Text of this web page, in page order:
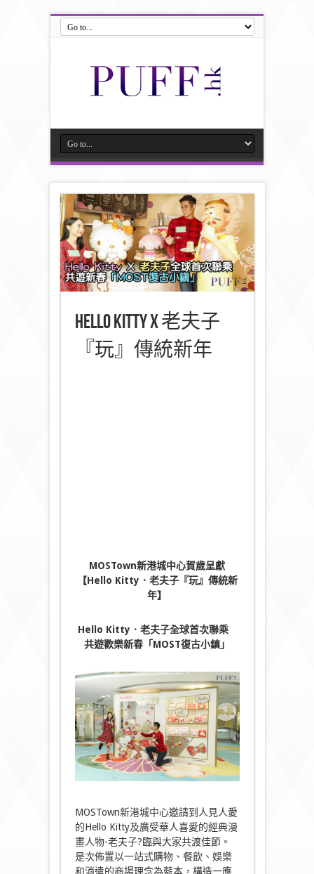
Hello Kitty x 老夫子
『玩』傳統新年
MOSTown新港城中心賀歲呈獻
【Hello Kitty ．老夫子『玩』傳統新
年】
Hello Kitty ．老夫子全球首次聯乘
共遊歡樂新春「MOST復古小鎮」
MOSTown新港城中心邀請到人見人愛
的Hello Kitty及廣受華人喜愛的經典漫
畫人物-老夫子?臨與大家共渡佳節。
是次佈置以一站式購物、餐飲、娛樂
和消遣的商場理念為藍本，構造一應